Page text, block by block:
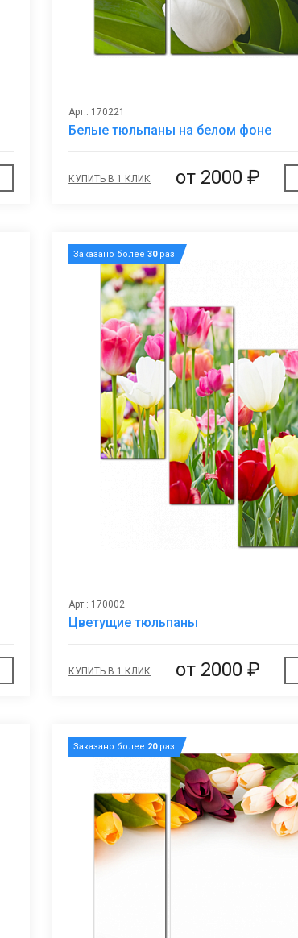
избранное
Арт.: 170221
Белые тюльпаны на белом фоне
КУПИТЬ В 1 КЛИК от 2000 ₽
избранное
Заказано более30раз
Арт.: 170002
Цветущие тюльпаны
КУПИТЬ В 1 КЛИК от 2000 ₽
Заказано более 20раз